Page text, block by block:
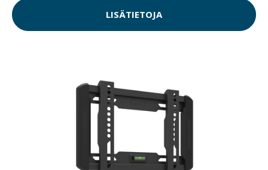
LISÄTIETOJA